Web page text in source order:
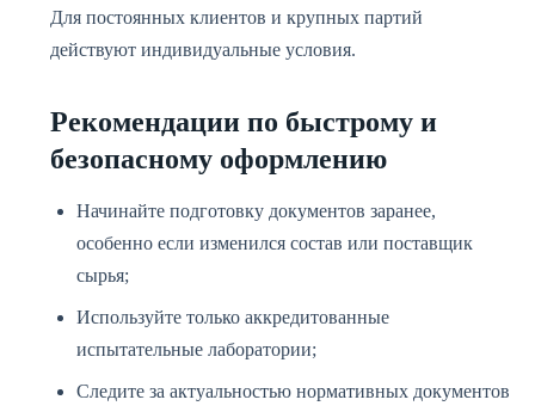
Для постоянных клиентов и крупных партий
действуют индивидуальные условия.
Рекомендации по быстрому и
безопасному оформлению
Начинайте подготовку документов заранее,
особенно если изменился состав или поставщик
сырья;
Используйте только аккредитованные
испытательные лаборатории;
Следите за актуальностью нормативных документов